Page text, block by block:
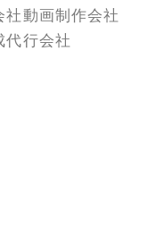
社動画制作会社
代行会社